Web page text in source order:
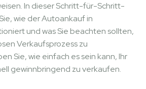
In dieser Schritt-für-Schritt-
wie der Autoankauf in
und was Sie beachten sollten,
Verkaufsprozess zu
Sie, wie einfach es sein kann, Ihr
gewinnbringend zu verkaufen.